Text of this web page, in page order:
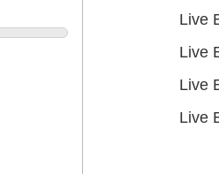
Live
Live
Live
Live